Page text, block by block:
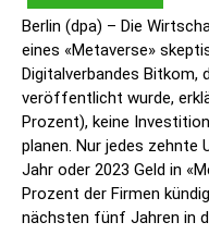
Berlin (dpa) – Die
eines «Metaverse»
Digitalverbandes Bitkom,
veröffentlicht wurde,
Prozent), keine
planen. Nur jedes zehnte
Jahr oder 2023 Geld in
Prozent der Firmen
nächsten fünf Jahren in